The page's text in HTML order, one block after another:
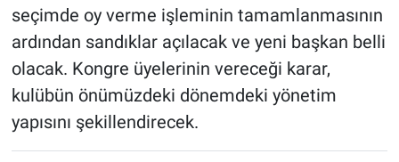
seçimde oy verme işleminin tamamlanmasının
ardından sandıklar açılacak ve yeni başkan belli
olacak. Kongre üyelerinin vereceği karar,
kulübün önümüzdeki dönemdeki yönetim
yapısını şekillendirecek.